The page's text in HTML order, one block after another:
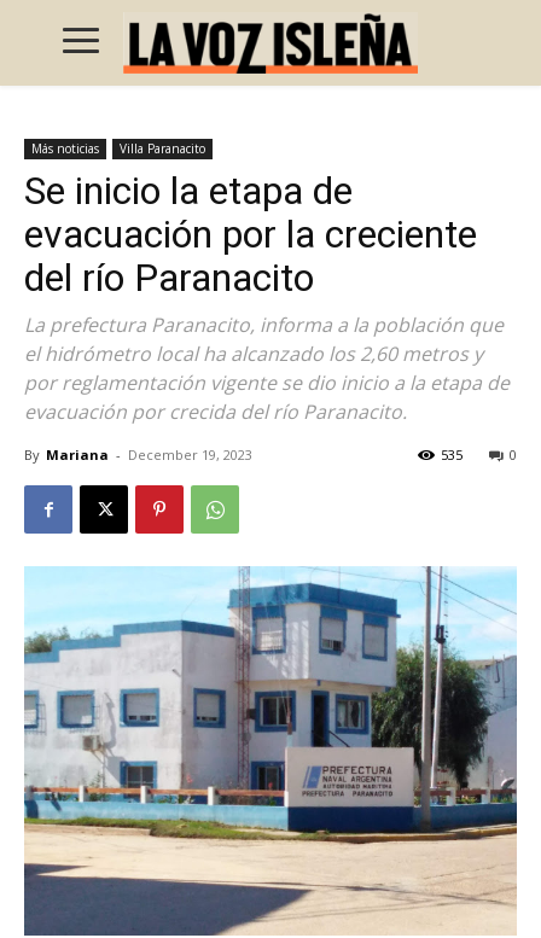
Más noticias Villa Paranacito
Se inicio la etapa de
evacuación por la creciente
del río Paranacito
La prefectura Paranacito, informa a la población que
el hidrómetro local ha alcanzado los 2,60 metros y
por reglamentación vigente se dio inicio a la etapa de
evacuación por crecida del río Paranacito.
By Mariana - December 19, 2023 0
535